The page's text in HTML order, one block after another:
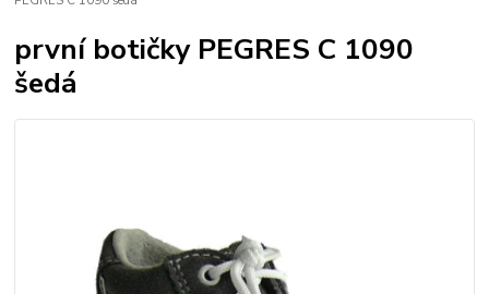
první botičky PEGRES C 1090
šedá